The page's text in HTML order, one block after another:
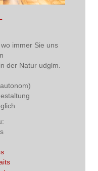
immer Sie uns
der Natur udglm.